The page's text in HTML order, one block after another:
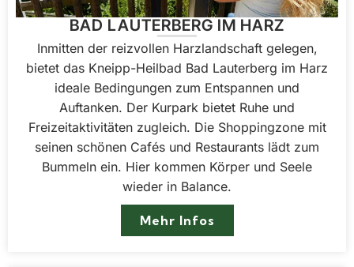
BAD LAUTERBERG IM HARZ
Inmitten der reizvollen Harzlandschaft gelegen,
bietet das Kneipp-Heilbad Bad Lauterberg im Harz
ideale Bedingungen zum Entspannen und
Auftanken. Der Kurpark bietet Ruhe und
Freizeitaktivitäten zugleich. Die Shoppingzone mit
seinen schönen Cafés und Restaurants lädt zum
Bummeln ein. Hier kommen Körper und Seele
wieder in Balance.
Mehr Infos